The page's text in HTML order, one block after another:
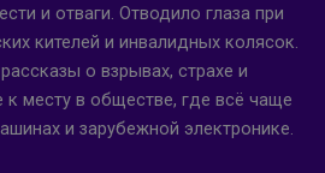
и отваги. Отводило глаза при
кителей и инвалидных колясок.
о взрывах, страхе и
к месту в обществе, где всё чаще
и зарубежной электронике.